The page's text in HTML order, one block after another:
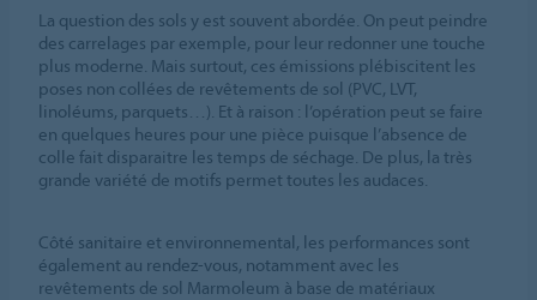
La question des sols y est souvent abordée. On peut peindre
des carrelages par exemple, pour leur redonner une touche
plus moderne. Mais surtout, ces émissions plébiscitent les
poses non collées de revêtements de sol (PVC, LVT,
linoléums, parquets…). Et à raison : l’opération peut se faire
en quelques heures pour une pièce puisque l’absence de
colle fait disparaitre les temps de séchage. De plus, la très
grande variété de motifs permet toutes les audaces.
Côté sanitaire et environnemental, les performances sont
également au rendez-vous, notamment avec les
revêtements de sol Marmoleum à base de matériaux